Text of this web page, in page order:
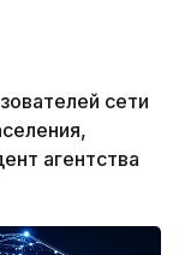
сети
агентства